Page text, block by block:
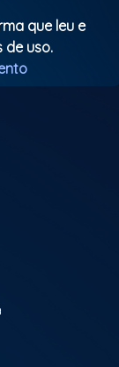
que leu e
de uso.